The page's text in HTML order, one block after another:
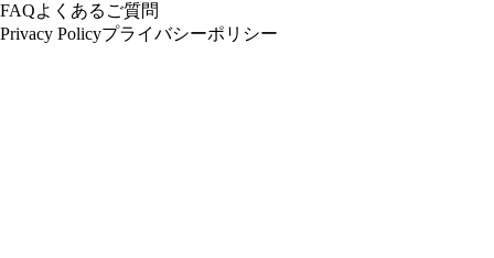
FAQよくあるご質問
Privacy Policyプライバシーポリシー